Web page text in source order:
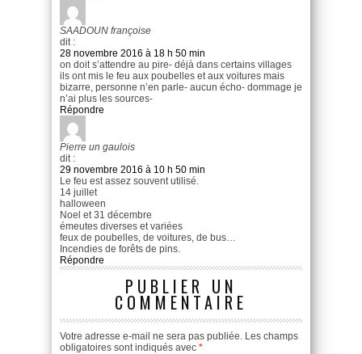
SAADOUN françoise
dit :
28 novembre 2016 à 18 h 50 min
on doit s’attendre au pire- déjà dans certains villages
ils ont mis le feu aux poubelles et aux voitures mais
bizarre, personne n’en parle- aucun écho- dommage je
n’ai plus les sources-
Répondre
Pierre un gaulois
dit :
29 novembre 2016 à 10 h 50 min
Le feu est assez souvent utilisé.
14 juillet
halloween
Noel et 31 décembre
émeutes diverses et variées
feux de poubelles, de voitures, de bus…
Incendies de forêts de pins.
Répondre
PUBLIER UN
COMMENTAIRE
Votre adresse e-mail ne sera pas publiée. Les champs
obligatoires sont indiqués avec *